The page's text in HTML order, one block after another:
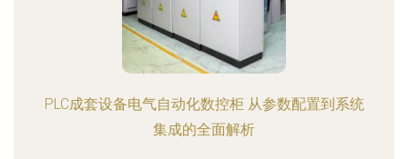
PLC成套设备电气自动化数控柜 从参数配置到系统
集成的全面解析